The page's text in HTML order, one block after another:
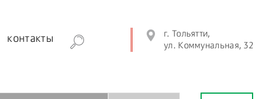
г. Тольятти,
ул. Коммунальная, 32
контакты